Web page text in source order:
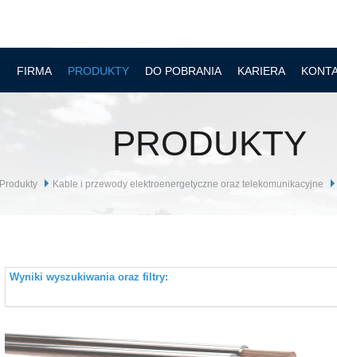
FIRMA PRODUKTY DO POBRANIA KARIERA
PRODUKTY
Produkty Kable i przewody elektroenergetyczne oraz telekomunikacyjne
Wyniki wyszukiwania oraz filtry: